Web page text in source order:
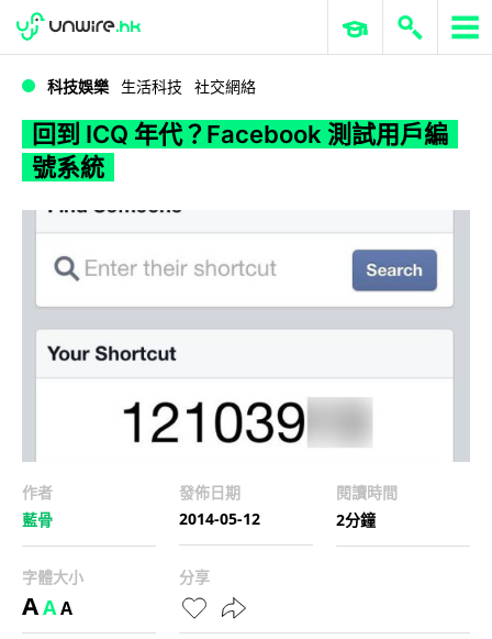
WWDC 2026 ERP 與商業 AI
科技娛樂 生活科技 社交網絡
回到 ICQ 年代？Facebook 測試用戶編
號系統
作者
藍骨
發佈日期
2014-05-12
閱讀時間
2分鐘
字體大小
AAA
分享